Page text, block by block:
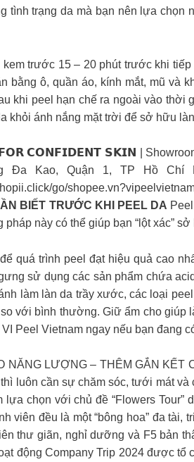
tình trạng da mà bạn nên lựa chọn
kem trước 15 – 20 phút trước khi
bằng ô, quần áo, kính mắt, mũ và
khi peel hạn chế ra ngoài vào thời
khỏi ánh nắng mặt trời để sở hữu
𝗖𝗢𝗡𝗙𝗜𝗗𝗘𝗡𝗧 𝗦𝗞𝗜𝗡 | Showroom
Đa Kao, Quận 1, TP Hồ Chí
go/
BIẾT TRƯỚC KHI PEEL DA
pháp này có thể giúp bạn “lột xác”
quá trình peel đạt hiệu quả cao
sử dụng các sản phẩm chứa
làm làn da trầy xước, các loại
với bình thường. Giữ ẩm cho giúp
VI Peel Vietnam ngay nếu bạn đang
NĂNG LƯỢNG – THÊM GẮN KẾT
luôn cần sự chăm sóc, tưới mát
lựa chọn với chủ đề “Flowers
viên đều là một “bông hoa” đa
thư giãn, nghỉ dưỡng và F5 bản
động Company Trip 2024 được